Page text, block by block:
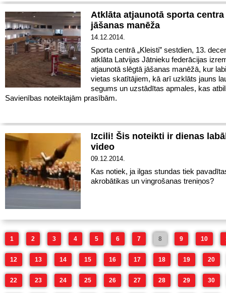
Atklāta atjaunotā sporta
jāšanas manēža
14.12.2014.
Sporta centrā „Kleisti” sestdien, 13.
atklāta Latvijas Jātnieku federācijas
atjaunotā slēgtā jāšanas manēžā, kur
vietas skatītājiem, kā arī uzklāts jauns
segums un uzstādītas apmales, kas
Savienības noteiktajām prasībām.
Izcili! Šis noteikti ir dienas
video
09.12.2014.
Kas notiek, ja ilgas stundas tiek
akrobātikas un vingrošanas treniņos?
1 2 3 4 5 6 7 8 9 10
12 13 14 15 16 17 18 19 20
22 23 24 25 26 27 28 29 30